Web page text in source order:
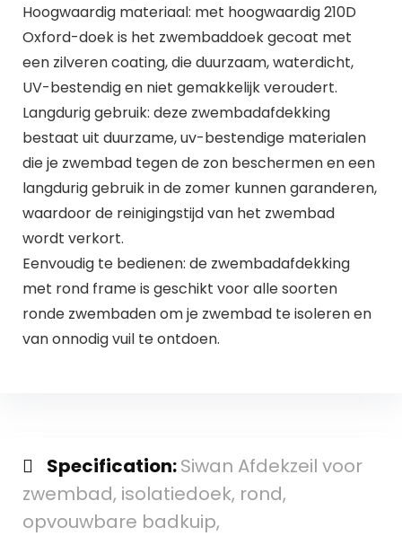
Hoogwaardig materiaal: met hoogwaardig 210D
Oxford-doek is het zwembaddoek gecoat met
een zilveren coating, die duurzaam, waterdicht,
UV-bestendig en niet gemakkelijk veroudert.
Langdurig gebruik: deze zwembadafdekking
bestaat uit duurzame, uv-bestendige materialen
die je zwembad tegen de zon beschermen en een
langdurig gebruik in de zomer kunnen garanderen,
waardoor de reinigingstijd van het zwembad
wordt verkort.
Eenvoudig te bedienen: de zwembadafdekking
met rond frame is geschikt voor alle soorten
ronde zwembaden om je zwembad te isoleren en
van onnodig vuil te ontdoen.
Specification:Siwan Afdekzeil voor
zwembad, isolatiedoek, rond,
opvouwbare badkuip,